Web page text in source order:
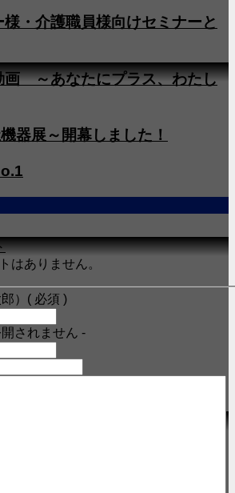
・介護職員様向けセミナーと
画 ～あなたにプラス、わたし
器展～開幕しました！
はありません。
） ( 必須 )
されません -